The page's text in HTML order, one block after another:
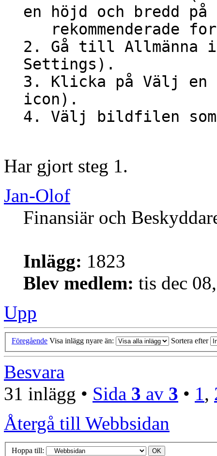
en höjd och bredd
rekommenderade
2. Gå till Allmänna
Settings).
3. Klicka på Välj en
icon).
4. Välj bildfilen
Har gjort steg 1.
Jan-Olof
Finansiär och
Inlägg: 1823
Blev medlem: tis dec
Upp
Föregående Visa inlägg nyare än: Sortera efter
Besvara
31 inlägg • Sida 3 av 3 • 1,
Återgå till Webbsidan
Hoppa till: